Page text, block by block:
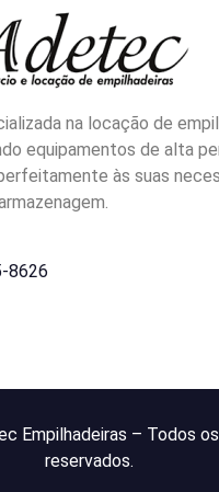
na locação de
equipamentos de alta
às suas
8626
Empilhadeiras – Todos
reservados.